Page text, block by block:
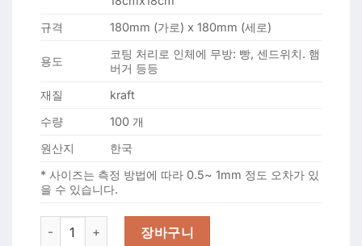
규격
180mm (가로) x 180mm (세로)
용도
코팅 처리로 인체에 무방: 빵, 센드위치. 햄
버거 등등
재질
kraft
수량
100 개
원산지
한국
* 사이즈는 측정 방법에 따라 0.5~ 1mm 정도 오차가 있
을 수 있습니다.
햄버거용 정사각형 종이, 갈색 빵 18cmx18cm 수량
장바구니